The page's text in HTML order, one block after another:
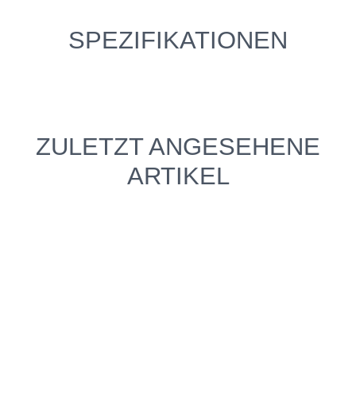
SPEZIFIKATIONEN
ZULETZT ANGESEHENE
ARTIKEL